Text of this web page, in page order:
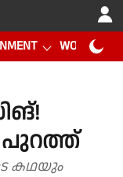
WORLD CUP
പുറത്ത്
കഥയും